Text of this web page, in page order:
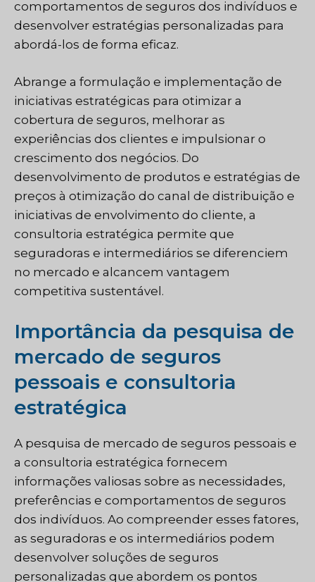
comportamentos de seguros dos indivíduos e
desenvolver estratégias personalizadas para
abordá-los de forma eficaz.
Abrange a formulação e implementação de
iniciativas estratégicas para otimizar a
cobertura de seguros, melhorar as
experiências dos clientes e impulsionar o
crescimento dos negócios. Do
desenvolvimento de produtos e estratégias de
preços à otimização do canal de distribuição e
iniciativas de envolvimento do cliente, a
consultoria estratégica permite que
seguradoras e intermediários se diferenciem
no mercado e alcancem vantagem
competitiva sustentável.
Importância da pesquisa de
mercado de seguros
pessoais e consultoria
estratégica
A pesquisa de mercado de seguros pessoais e
a consultoria estratégica fornecem
informações valiosas sobre as necessidades,
preferências e comportamentos de seguros
dos indivíduos. Ao compreender esses fatores,
as seguradoras e os intermediários podem
desenvolver soluções de seguros
personalizadas que abordem os pontos